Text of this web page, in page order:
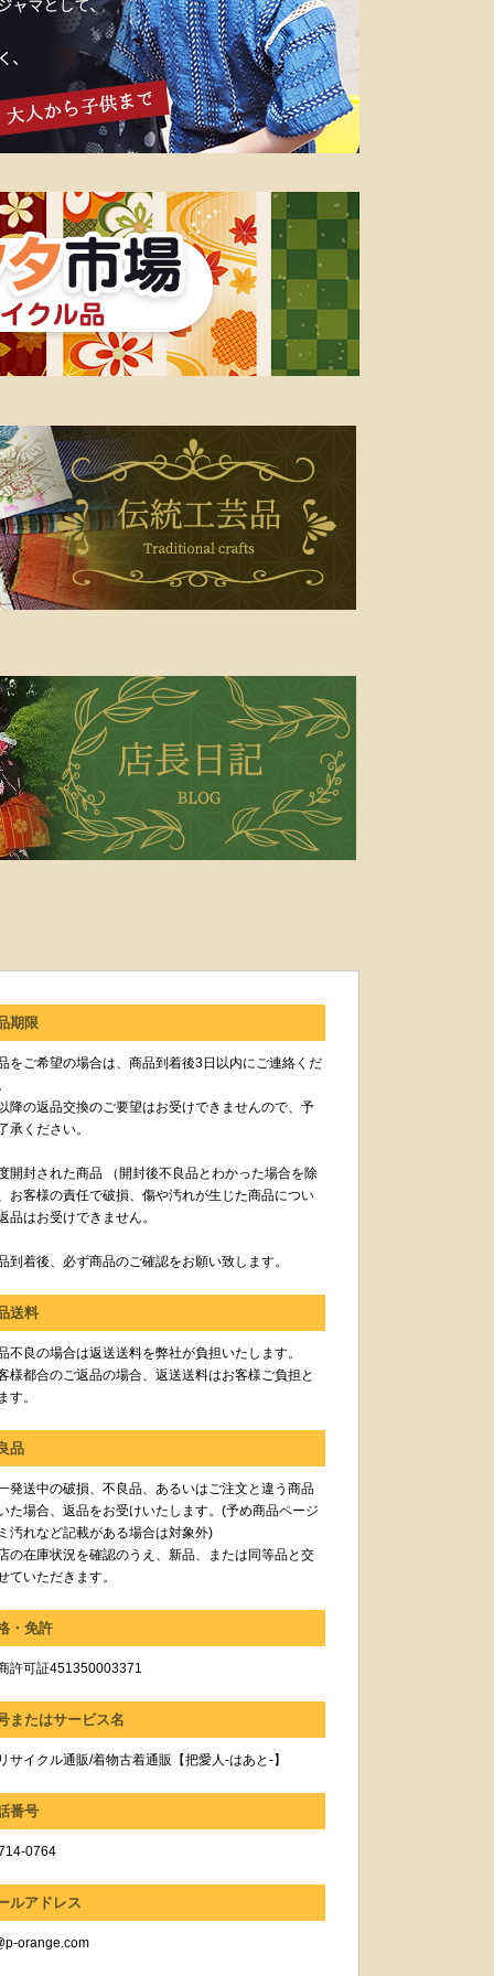
期限
をご希望の場合は、商品到着後3日以内にご連絡くだ
降の返品交換のご要望はお受けできませんので、予
承ください。
開封された商品 （開封後不良品とわかった場合を除
お客様の責任で破損、傷や汚れが生じた商品につい
品はお受けできません。
到着後、必ず商品のご確認をお願い致します。
送料
不良の場合は返送送料を弊社が負担いたします。
様都合のご返品の場合、返送送料はお客様ご負担と
す。
品
発送中の破損、不良品、あるいはご注文と違う商品
た場合、返品をお受けいたします。(予め商品ページ
汚れなど記載がある場合は対象外)
の在庫状況を確認のうえ、新品、または同等品と交
ていただきます。
・免許
許可証451350003371
またはサービス名
サイクル通販/着物古着通販【把愛人-はあと-】
番号
0764
ルアドレス
orange.com